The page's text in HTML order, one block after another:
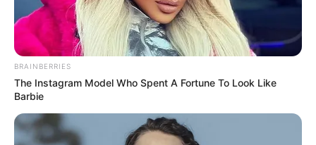
BRAINBERRIES
The Instagram Model Who Spent A Fortune To Look Like
Barbie